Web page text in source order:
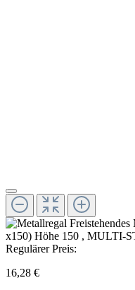
Regulärer Preis:
16,28 €